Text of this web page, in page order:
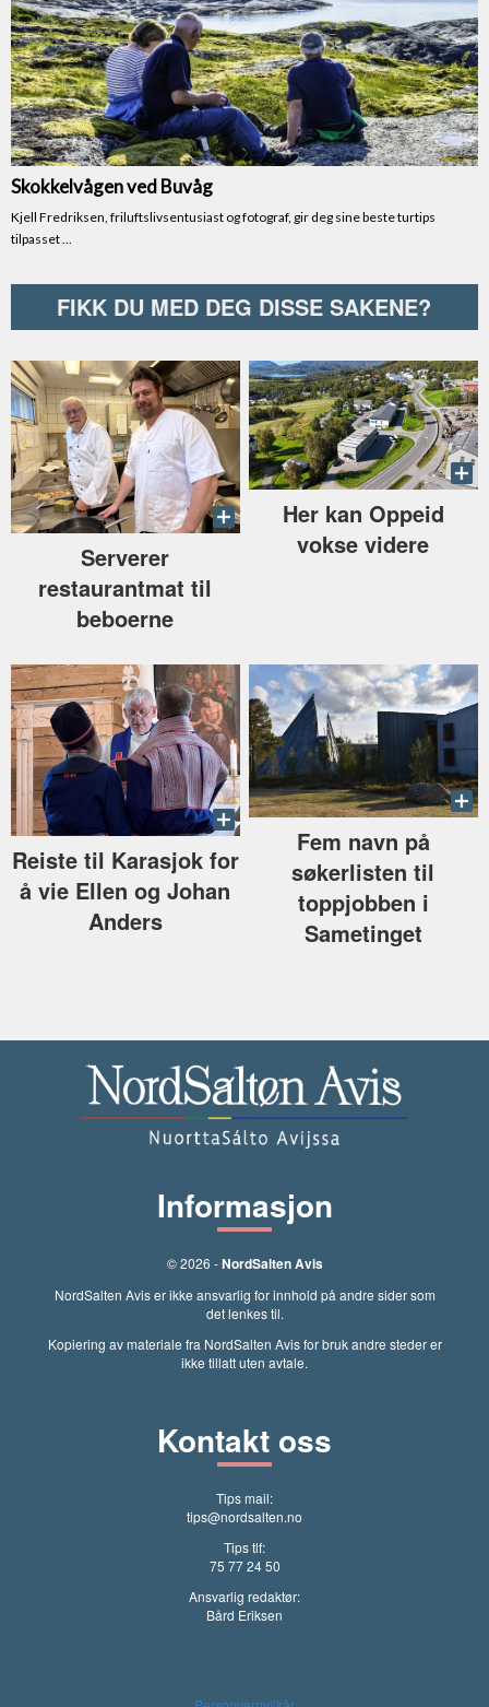
FIKK DU MED DEG DISSE SAKENE?
Serverer
restaurantmat til
beboerne
Her kan Oppeid
vokse videre
Reiste til Karasjok for
å vie Ellen og Johan
Anders
Fem navn på
søkerlisten til
toppjobben i
Sametinget
Informasjon
© 2026 -NordSalten Avis
NordSalten Avis er ikke ansvarlig for innhold på andre sider som
det lenkes til.
Kopiering av materiale fra NordSalten Avis for bruk andre steder er
ikke tillatt uten avtale.
Kontakt oss
Tips mail:
tips@nordsalten.no
Tips tlf:
75 77 24 50
Ansvarlig redaktør:
Bård Eriksen